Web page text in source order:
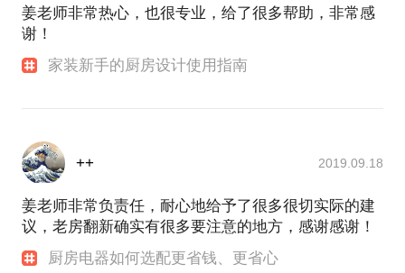
姜老师非常热心，也很专业，给了很多帮助，非常感
谢！
家装新手的厨房设计使用指南
++ 2019.09.18
姜老师非常负责任，耐心地给予了很多很切实际的建
议，老房翻新确实有很多要注意的地方，感谢感谢！
厨房电器如何选配更省钱、更省心